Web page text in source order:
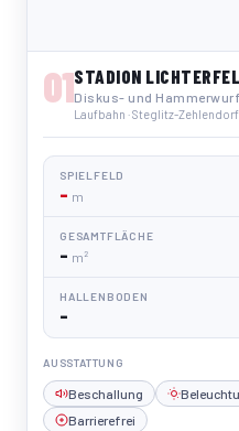
01STADION
Diskus- und
Laufbahn · Steglitz-
SPIELFELD
– m
GESAMTFLÄCHE
– m²
HALLENBODEN
–
AUSSTATTUNG
Beschallung
Barrierefrei